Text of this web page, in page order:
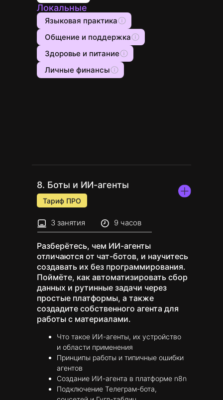
Локальные
Языковая практика
Общение и поддержка
Здоровье и питание
Личные финансы
8. Боты и ИИ-агенты
Тариф ПРО
9 часов
3 занятия
Разберётесь, чем ИИ-агенты
отличаются от чат-ботов, и научитесь
создавать их без программирования.
Поймёте, как автоматизировать сбор
данных и рутинные задачи через
простые платформы, а также
создадите собственного агента для
работы с материалами.
Что такое ИИ-агенты, их устройство
и области применения
Принципы работы и типичные ошибки
агентов
Создание ИИ-агента в платформе n8n
Подключение Телеграм-бота,